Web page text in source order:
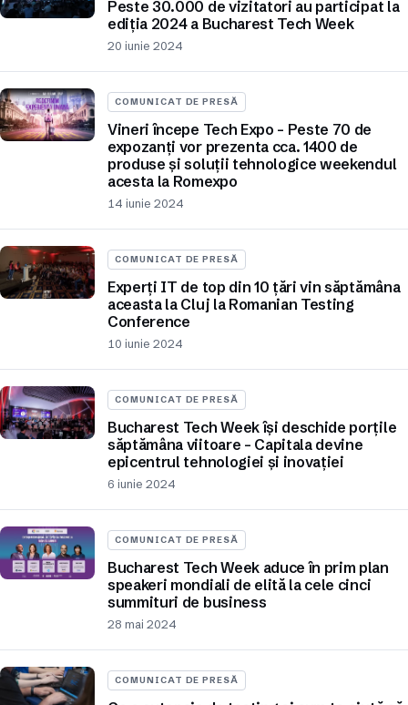
Peste 30.000 de vizitatori au participat la
ediția 2024 a Bucharest Tech Week
20 iunie 2024
COMUNICAT DE PRESĂ
Vineri începe Tech Expo – Peste 70 de
expozanți vor prezenta cca. 1400 de
produse și soluții tehnologice weekendul
acesta la Romexpo
14 iunie 2024
COMUNICAT DE PRESĂ
Experți IT de top din 10 țări vin săptămâna
aceasta la Cluj la Romanian Testing
Conference
10 iunie 2024
COMUNICAT DE PRESĂ
Bucharest Tech Week își deschide porțile
săptămâna viitoare – Capitala devine
epicentrul tehnologiei și inovației
6 iunie 2024
COMUNICAT DE PRESĂ
Bucharest Tech Week aduce în prim plan
speakeri mondiali de elită la cele cinci
summituri de business
28 mai 2024
COMUNICAT DE PRESĂ